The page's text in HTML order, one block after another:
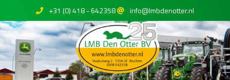
+31 (0) 418 - 642358 info@lmbdenotter.nl